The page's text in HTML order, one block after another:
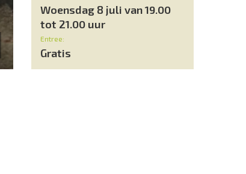
Woensdag 8 juli van 19.00
tot 21.00 uur
Entree:
Gratis